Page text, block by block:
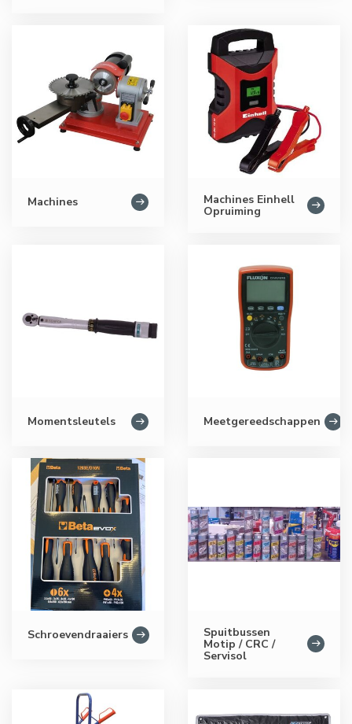
Machines Machines Einhell
Opruiming
Momentsleutels Meetgereedschappen
Schroevendraaiers Spuitbussen
Motip / CRC /
Servisol